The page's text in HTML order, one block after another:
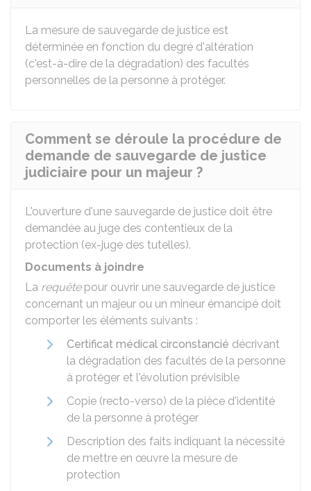
La mesure de sauvegarde de justice est
déterminée en fonction du degré d'altération
(c'est-à-dire de la dégradation) des facultés
personnelles de la personne à protéger.
Comment se déroule la procédure de
demande de sauvegarde de justice
judiciaire pour un majeur ?
L'ouverture d'une sauvegarde de justice doit être
demandée au juge des contentieux de la
protection (ex-juge des tutelles).
Documents à joindre
La requêtepour ouvrir une sauvegarde de justice
concernant un majeur ou un mineur émancipé doit
comporter les éléments suivants :
Certificat médical circonstancié décrivant
la dégradation des facultés de la personne
à protéger et l'évolution prévisible
Copie (recto-verso) de la pièce d'identité
de la personne à protéger
Description des faits indiquant la nécessité
de mettre en œuvre la mesure de
protection